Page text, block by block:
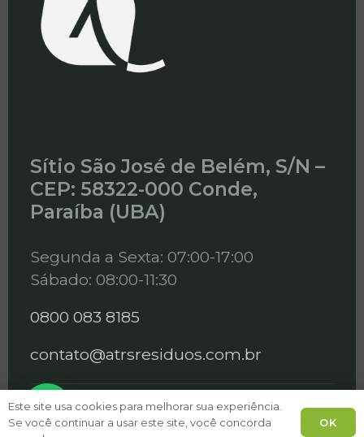
Sítio São José de Belém, S/N –
CEP: 58322-000 Conde,
Paraíba (UBA)
Segunda a Sexta: 07:00-17:00
Sábado: 08:00-11:30
0800 083 8185
contato@atrsresiduos.com.br
LinkedIn Instagram
Este site usa cookies para melhorar sua experiência.
Se você continuar a usar este site, você concorda
OK